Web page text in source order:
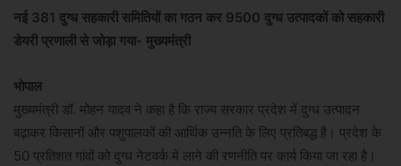
नई 381 दुग्ध सहकारी समितियों का गठन कर 9500 दुग्ध उत्पादकों को सहकारी
डेयरी प्रणाली से जोड़ा गया- मुख्यमंत्री
भोपाल
मुख्यमंत्री डॉ. मोहन यादव ने कहा है कि राज्य सरकार प्रदेश में दुग्ध उत्पादन
बढ़ाकर किसानों और पशुपालकों की आर्थिक उन्नति के लिए प्रतिबद्ध है। प्रदेश के
50 प्रतिशत गांवों को दुग्ध नेटवर्क में लाने की रणनीति पर कार्य किया जा रहा है।